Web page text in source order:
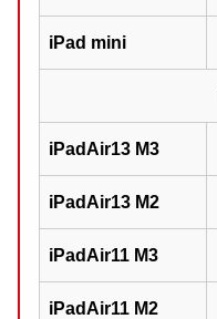
iPad mini
iPadAir13 M3
iPadAir13 M2
iPadAir11 M3
iPadAir11 M2